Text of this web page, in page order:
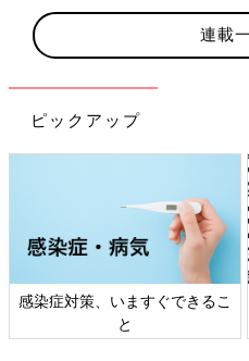
連載
ピックアップ
日本外来小児科学会リーフレッ
ト検討会